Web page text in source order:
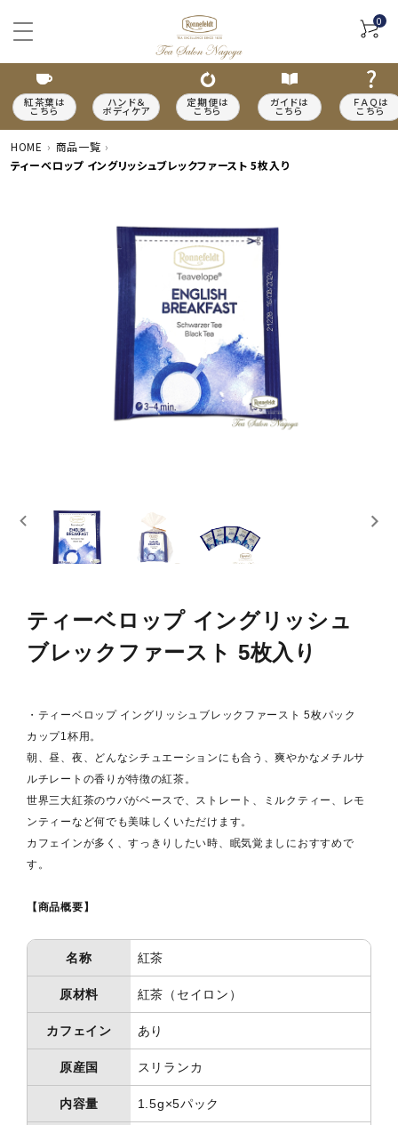
0
紅茶葉は
こちら
ハンド＆
ボディケア
定期便は
こちら
ガイドは
こちら
ＦＡＱは
こちら
ACCOUNT MENU
新規会員登録
カテゴリーから探す
ご利用ガイド
特定商取引法について
HOME
商品一覧
ティーベロップ イングリッシュブレックファースト 5枚入り
ティーベロップ イングリッシュ
ブレックファースト 5枚入り
・ティーベロップ イングリッシュブレックファースト 5枚パック
カップ1杯用。
朝、昼、夜、どんなシチュエーションにも合う、爽やかなメチルサ
ルチレートの香りが特徴の紅茶。
世界三大紅茶のウバがベースで、ストレート、ミルクティー、レモ
ンティーなど何でも美味しくいただけます。
カフェインが多く、すっきりしたい時、眠気覚ましにおすすめで
す。
【商品概要】
名称 紅茶
原材料 紅茶（セイロン）
カフェイン あり
原産国 スリランカ
内容量 1.5g×5パック